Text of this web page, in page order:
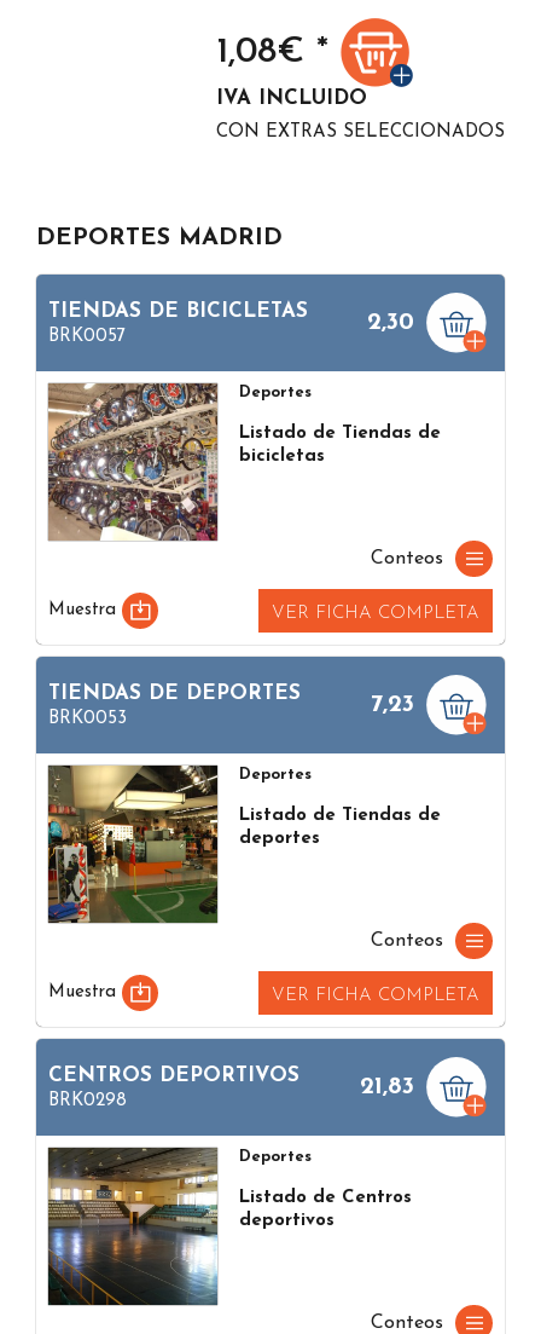
1,08€ *
IVA INCLUIDO
CON EXTRAS SELECCIONADOS
DEPORTES MADRID
TIENDAS DE BICICLETAS
BRK0057
2,30
Deportes
Listado de Tiendas de
bicicletas
Conteos
Muestra VER FICHA COMPLETA
TIENDAS DE DEPORTES
BRK0053
7,23
Deportes
Listado de Tiendas de
deportes
Conteos
Muestra VER FICHA COMPLETA
CENTROS DEPORTIVOS
BRK0298
21,83
Deportes
Listado de Centros
deportivos
Conteos